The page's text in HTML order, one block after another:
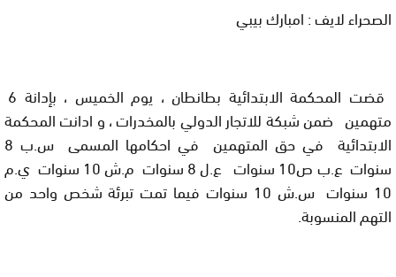
الصحراء لايف : امبارك بيبي
متهمين ضمن شبكة للاتجار الدولي بالمخدرات ، و ادانت المحكمة
الابتدائية في حق المتهمين في احكامها المسمى س.ب 8
سنوات ع.ب ص10 سنوات ع.ل 8 سنوات م.ش 10 سنوات ي.م
10 سنوات س.ش 10 سنوات فيما تمت تبرئة شخص واحد من
التهم المنسوبة.